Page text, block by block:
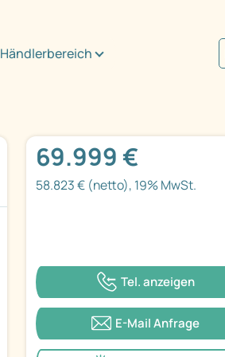
Händlerbereich
69.999 €
58.823 € (netto), 19% MwSt.
Tel. anzeigen
E-Mail Anfrage